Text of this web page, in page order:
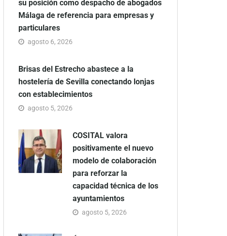
su posición como despacho de abogados
Málaga de referencia para empresas y
particulares
agosto 6, 2026
Brisas del Estrecho abastece a la
hostelería de Sevilla conectando lonjas
con establecimientos
agosto 5, 2026
COSITAL valora
positivamente el nuevo
modelo de colaboración
para reforzar la
capacidad técnica de los
ayuntamientos
agosto 5, 2026